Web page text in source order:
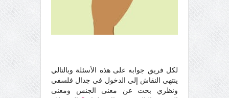
لكل فريق جوابه على هذه الأسئلة وبالتالي
ينتهي النقاش إلى الدخول في جدال فلسفي
ونظري بحت عن معنى الجنس ومعنى